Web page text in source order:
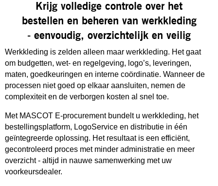
Krijg volledige controle over het
bestellen en beheren van werkkleding
- eenvoudig, overzichtelijk en veilig
Werkkleding is zelden alleen maar werkkleding. Het gaat
om budgetten, wet- en regelgeving, logo’s, leveringen,
maten, goedkeuringen en interne coördinatie. Wanneer de
processen niet goed op elkaar aansluiten, nemen de
complexiteit en de verborgen kosten al snel toe.
Met MASCOT E-procurement bundelt u werkkleding, het
bestellingsplatform, LogoService en distributie in één
geïntegreerde oplossing. Het resultaat is een efficiënt,
gecontroleerd proces met minder administratie en meer
overzicht - altijd in nauwe samenwerking met uw
voorkeursdealer.